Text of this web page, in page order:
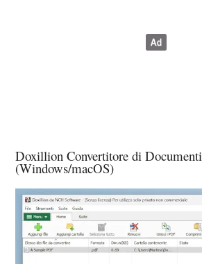
Doxillion Convertitore di Documenti
(Windows/macOS)